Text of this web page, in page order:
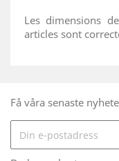
Les dimensions
articles sont
Få våra senaste